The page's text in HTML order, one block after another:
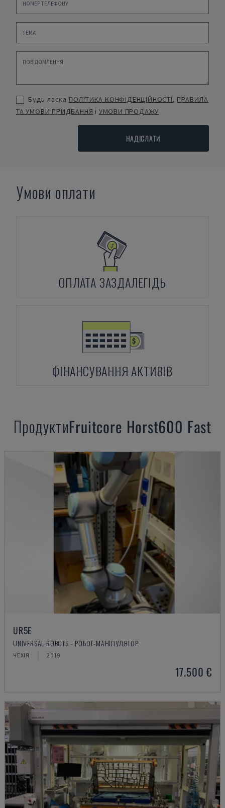
Будь ласка ПОЛІТИКА КОНФІДЕНЦІЙНОСТІ, ПРАВИЛА
ТА УМОВИ ПРИДБАННЯ і УМОВИ ПРОДАЖУ
НАДІСЛАТИ
Умови оплати
ОПЛАТА ЗАЗДАЛЕГІДЬ
ФІНАНСУВАННЯ АКТИВІВ
ПродуктиFruitcore Horst600 Fast
UR5E
UNIVERSAL ROBOTS - РОБОТ-МАНІПУЛЯТОР
ЧЕХІЯ 2019
17.500 €